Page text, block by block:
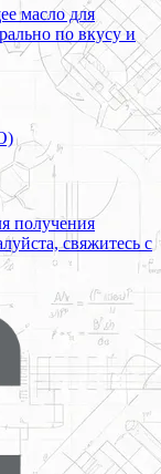
масло для
по вкусу и
получения
свяжитесь с